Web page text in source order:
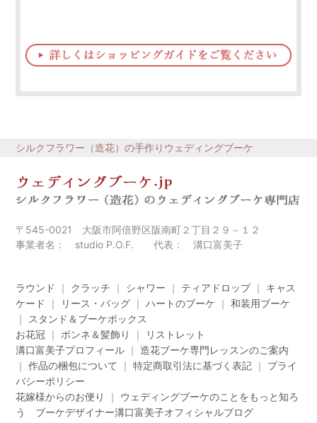
シルクフラワー（造花）の手作りウェディングブーケ
〒545-0021 大阪市阿倍野区阪南町２丁目２９－１２
事業者名： studio P.O.F. 代表： 溝口富美子
ラウンド ｜ クラッチ ｜ シャワー ｜ ティアドロップ｜ キャス
ケード
｜ リース・バッグ ｜ハートのブーケ ｜和装用ブーケ
｜ スタンド＆ブーケボックス
お花冠 ｜ ボンネ＆髪飾り ｜
リストレット
溝口富美子プロフィール ｜造花ブーケ専門レッスンのご案内
｜作品の梱包について ｜特定商取引法に基づく表記 ｜ プライ
バシーポリシー
花嫁様からのお便り
｜ ウェディングブーケのことをもっと知ろ
う ブーケデザイナー溝口富美子オフィシャルブログ